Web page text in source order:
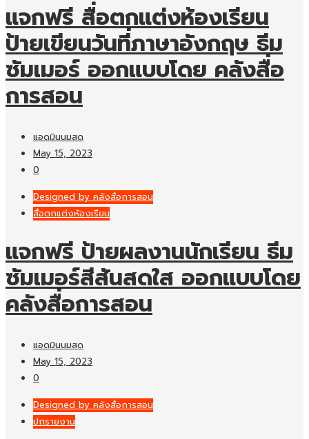
แจกฟรี สื่อตกแต่งห้องเรียน
ป้ายเขียนวันที่ภาษาอังกฤษ ธีม
ซัมเมอร์ ออกแบบโดย คลังสื่อ
การสอน
แอดมินนมสด
May 15, 2023
0
Designed by คลังสื่อการสอน
สื่อตกแต่งห้องเรียน
แจกฟรี ป้ายผลงานนักเรียน ธีม
ซัมเมอร์สีสันสดใส ออกแบบโดย
คลังสื่อการสอน
แอดมินนมสด
May 15, 2023
0
Designed by คลังสื่อการสอน
ปกรายงาน